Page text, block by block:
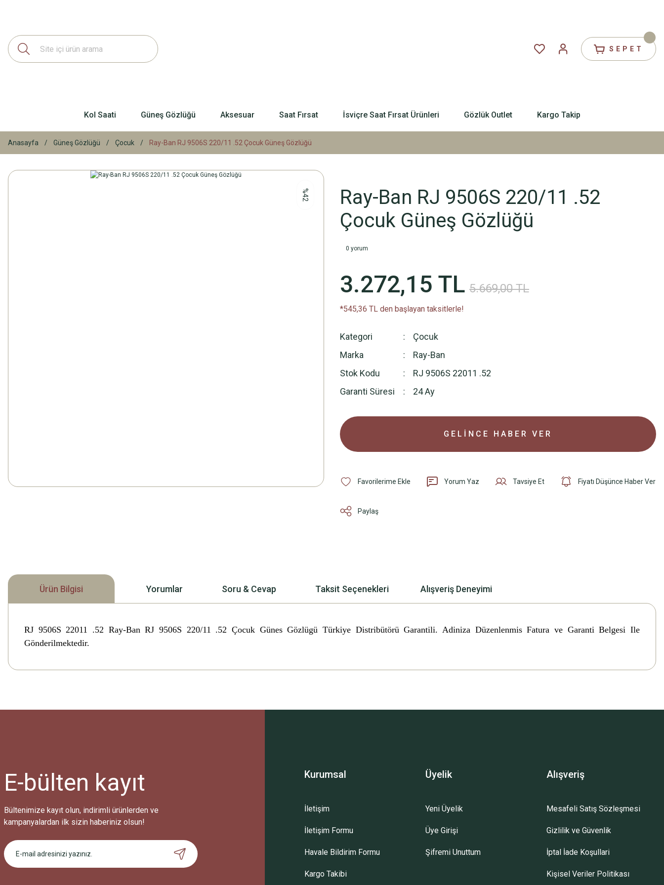
SEPET
Kol Saati Güneş Gözlüğü Aksesuar Saat Fırsat İsviçre Saat Fırsat Ürünleri Gözlük Outlet Kargo Takip
Anasayfa Güneş Gözlüğü Çocuk Ray-Ban RJ 9506S 220/11 .52 Çocuk Güneş Gözlüğü
%42
Ray-Ban RJ 9506S 220/11 .52
Çocuk Güneş Gözlüğü
0 yorum
3.272,15 TL 5.669,00 TL
*545,36 TL den başlayan taksitlerle!
Kategori
Çocuk
Marka
Ray-Ban
Stok Kodu
RJ 9506S 22011 .52
Garanti Süresi
24 Ay
GELİNCE HABER VER
Yorum Yaz Tavsiye Et Fiyatı Düşünce Haber Ver
Paylaş
Ürün Bilgisi Yorumlar Soru & Cevap Taksit Seçenekleri Alışveriş Deneyimi
RJ 9506S 22011 .52 Ray-Ban RJ 9506S 220/11 .52 Çocuk Günes Gözlügü Türkiye Distribütörü Garantili. Adiniza Düzenlenmis Fatura ve Garanti Belgesi Ile
Gönderilmektedir.
Bu ürüne ilk yorumu siz yapın!
Ürün hakkında henüz soru sorulmamış.
Sitemize ilk yorumu siz yapın!
E-bülten kayıt
Bültenimize kayıt olun, indirimli ürünlerden ve
kampanyalardan ilk sizin haberiniz olsun!
Kurumsal
İletişim
İletişim Formu
Havale Bildirim Formu
Kargo Takibi
Üyelik
Yeni Üyelik
Üye Girişi
Şifremi Unuttum
Alışveriş
Mesafeli Satış Sözleşmesi
Gizlilik ve Güvenlik
İptal İade Koşullari
Kişisel Veriler Politikası